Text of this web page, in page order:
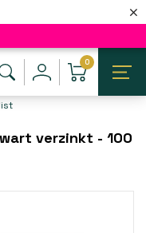
×
0
verzinkt - 100